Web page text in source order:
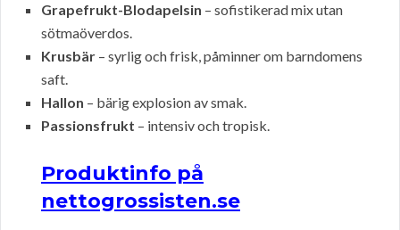
Grapefrukt-Blodapelsin – sofistikerad mix utan
sötmaöverdos.
Krusbär – syrlig och frisk, påminner om barndomens
saft.
Hallon – bärig explosion av smak.
Passionsfrukt – intensiv och tropisk.
Produktinfo på
nettogrossisten.se